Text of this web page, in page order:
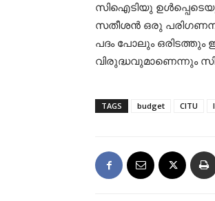
സിഐടിയു
സതീശൻ ഒരു
പദം പോലും ഒരിടത്തും
വിരുദ്ധവുമാണെന്നും
TAGS budget CITU